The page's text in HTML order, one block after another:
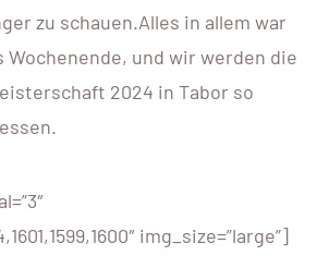
zu schauen.Alles in allem war
und wir werden die
2024 in Tabor so
img_size=”large”]